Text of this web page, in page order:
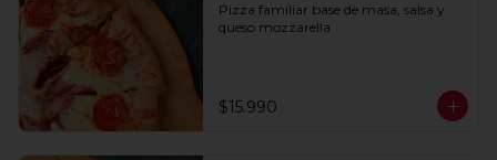
Pizza familiar base de masa, salsa y
queso mozzarella
$15.990